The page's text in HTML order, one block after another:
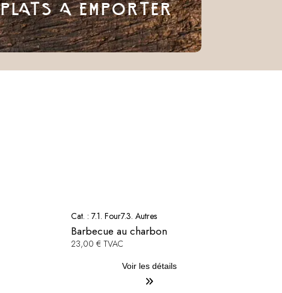
PLATS A EMPORTER
Cat. :7.1. Four7.3. Autres
Barbecue au charbon
23,00 € TVAC
Voir les détails